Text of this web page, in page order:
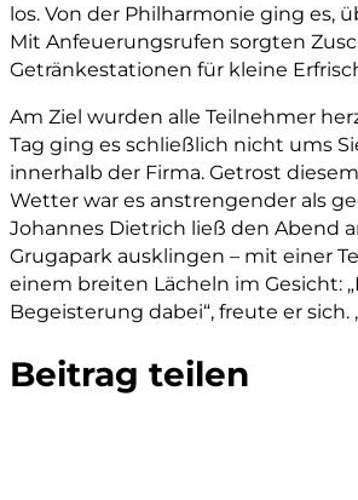
los. Von der Philharmonie ging es,
Mit Anfeuerungsrufen sorgten
Getränkestationen für kleine
Am Ziel wurden alle Teilnehmer
Tag ging es schließlich nicht ums
innerhalb der Firma. Getrost
Wetter war es anstrengender als
Johannes Dietrich ließ den Abend
Grugapark ausklingen – mit einer
einem breiten Lächeln im Gesicht:
Begeisterung dabei“, freute er
Beitrag teilen